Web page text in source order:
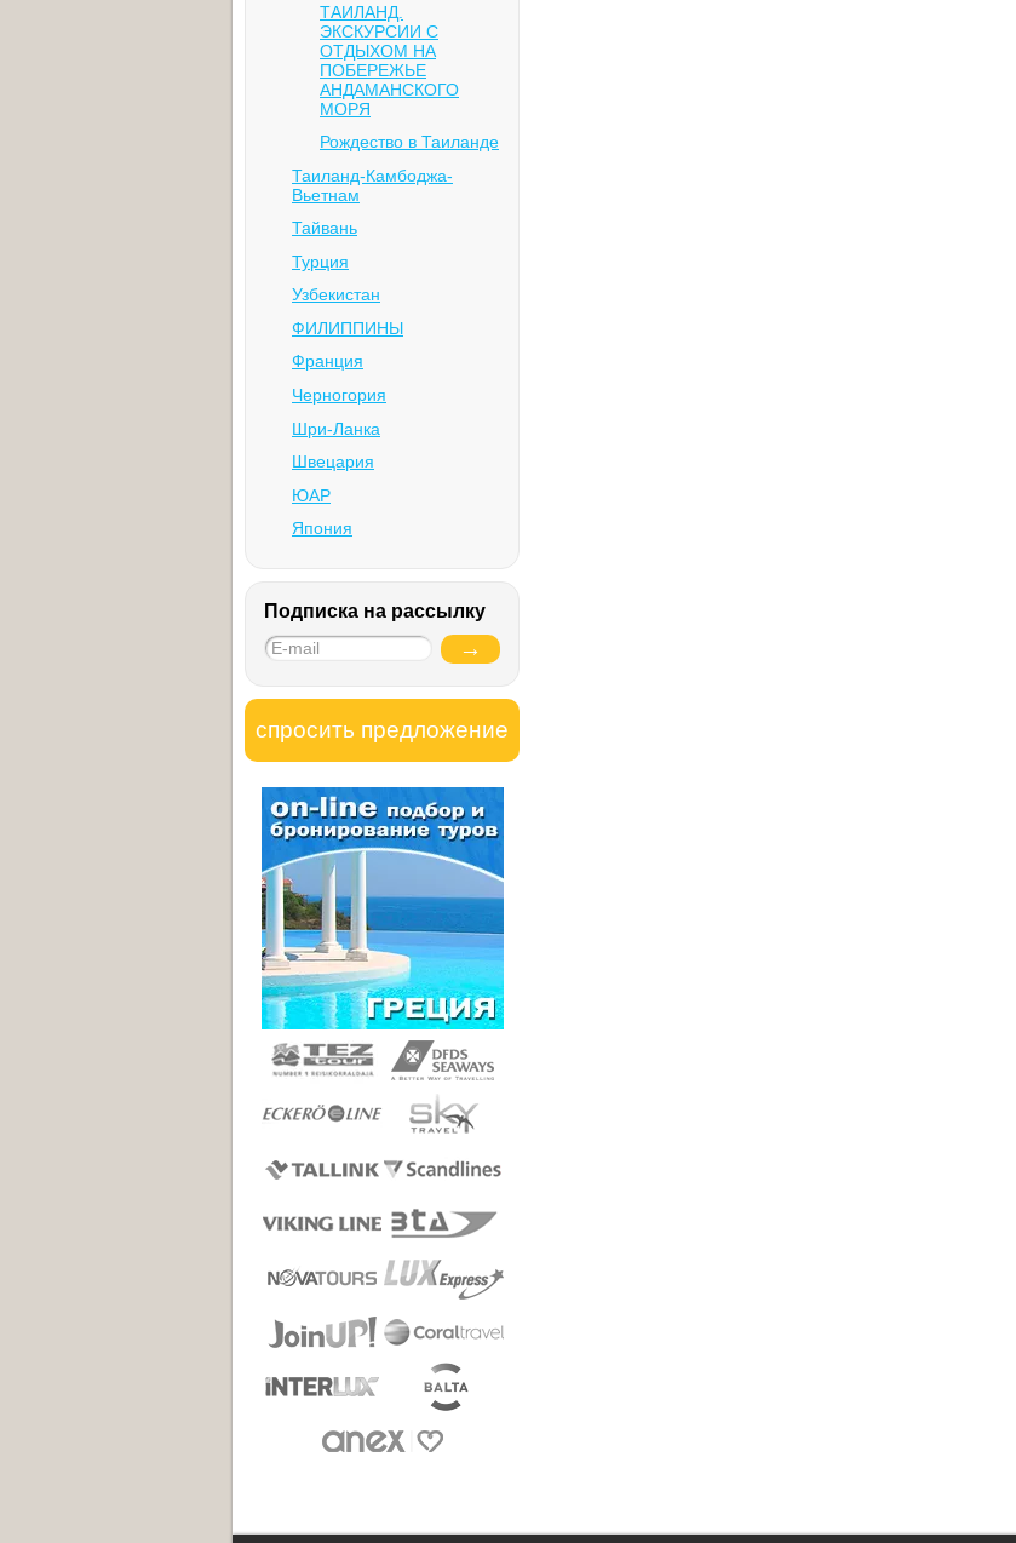
ТАИЛАНД.
ЭКСКУРСИИ С
ОТДЫХОМ НА
ПОБЕРЕЖЬЕ
АНДАМАНСКОГО
МОРЯ
Рождество в Таиланде
Таиланд-Камбоджа-
Вьетнам
Тайвань
Турция
Узбекистан
ФИЛИППИНЫ
Франция
Черногория
Шри-Ланка
Швецария
ЮАР
Япония
Подписка на рассылку
спросить предложение